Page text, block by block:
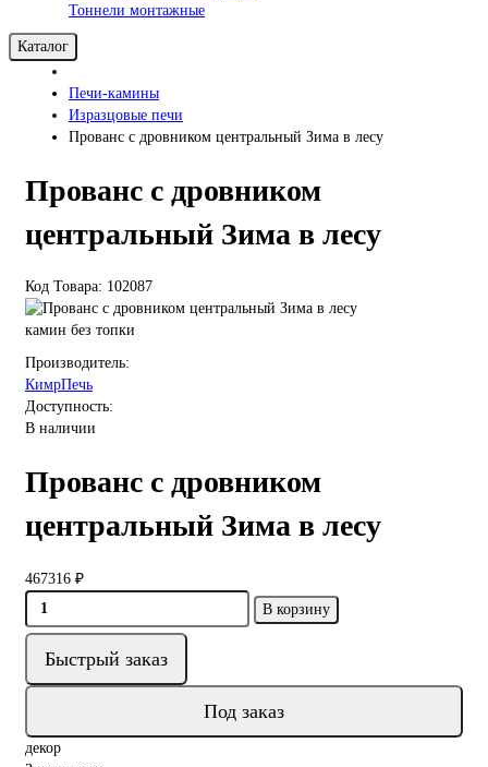
Тоннели монтажные
Каталог
Печи-камины
Изразцовые печи
Прованс с дровником центральный Зима в лесу
Прованс с дровником
центральный Зима в лесу
Код Товара: 102087
камин без топки
Производитель:
КимрПечь
Доступность:
В наличии
Прованс с дровником
центральный Зима в лесу
467316 ₽
В корзину
Быстрый заказ
Под заказ
декор